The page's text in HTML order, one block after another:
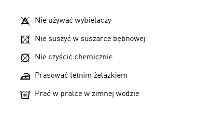
Nie używać wybielaczy
Nie suszyć w suszarce bębnowej
Nie czyścić chemicznie
Prasować letnim żelazkiem
Prać w pralce w zimnej wodzie